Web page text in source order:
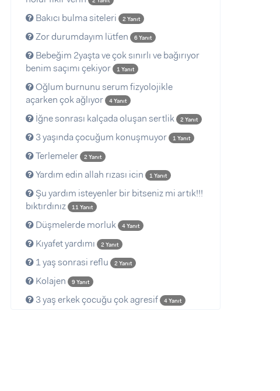
Bakıcı bulma siteleri 2 Yanıt
Zor durumdayım lütfen 6 Yanıt
Bebeğim 2yaşta ve çok sınırlı ve bağırıyor
benim saçımı çekiyor
1 Yanıt
Oğlum burnunu serum fizyolojikle
açarken çok ağlıyor
4 Yanıt
İğne sonrası kalçada oluşan sertlik 2 Yanıt
3 yaşında çocuğum konuşmuyor 1 Yanıt
Terlemeler 2 Yanıt
Yardım edin allah rızası icin 1 Yanıt
Şu yardım isteyenler bir bitseniz mi artık!!!
bıktırdınız
11 Yanıt
Düşmelerde morluk 4 Yanıt
Kıyafet yardımı 2 Yanıt
1 yaş sonrasi reflu 2 Yanıt
Kolajen 9 Yanıt
3 yaş erkek çocuğu çok agresif 4 Yanıt